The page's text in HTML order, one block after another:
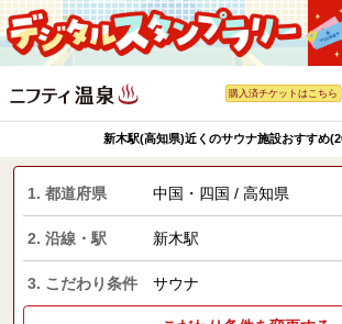
購入済チケットはこちら
新木駅(高知県)近くのサウナ施設おすすめ
1. 都道府県 中国・四国 / 高知県
2. 沿線・駅 新木駅
3. こだわり条件 サウナ